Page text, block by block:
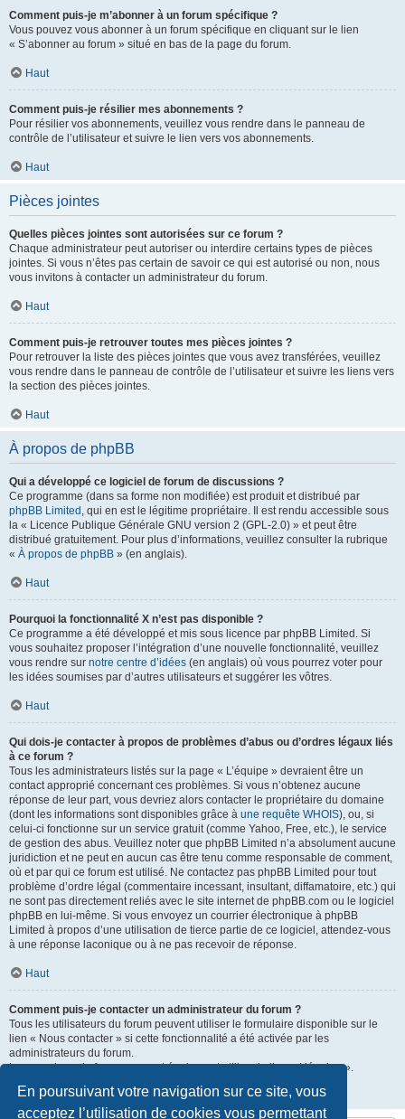
En poursuivant votre navigation sur ce site, vous
acceptez l’utilisation de cookies vous permettant
Comment puis-je m’abonner à un forum spécifique ?
Vous pouvez vous abonner à un forum spécifique en cliquant sur le lien
« S’abonner au forum » situé en bas de la page du forum.
Haut
Comment puis-je résilier mes abonnements ?
Pour résilier vos abonnements, veuillez vous rendre dans le panneau de
contrôle de l’utilisateur et suivre le lien vers vos abonnements.
Haut
Pièces jointes
Quelles pièces jointes sont autorisées sur ce forum ?
Chaque administrateur peut autoriser ou interdire certains types de pièces
jointes. Si vous n’êtes pas certain de savoir ce qui est autorisé ou non, nous
vous invitons à contacter un administrateur du forum.
Haut
Comment puis-je retrouver toutes mes pièces jointes ?
Pour retrouver la liste des pièces jointes que vous avez transférées, veuillez
vous rendre dans le panneau de contrôle de l’utilisateur et suivre les liens vers
la section des pièces jointes.
Haut
À propos de phpBB
Qui a développé ce logiciel de forum de discussions ?
Ce programme (dans sa forme non modifiée) est produit et distribué par
phpBB Limited , qui en est le légitime propriétaire. Il est rendu accessible sous
la « Licence Publique Générale GNU version 2 (GPL-2.0) » et peut être
distribué gratuitement. Pour plus d’informations, veuillez consulter la rubrique
« À propos de phpBB » (en anglais).
Haut
Pourquoi la fonctionnalité X n’est pas disponible ?
Ce programme a été développé et mis sous licence par phpBB Limited. Si
vous souhaitez proposer l’intégration d’une nouvelle fonctionnalité, veuillez
vous rendre sur notre centre d’idées (en anglais) où vous pourrez voter pour
les idées soumises par d’autres utilisateurs et suggérer les vôtres.
Haut
Qui dois-je contacter à propos de problèmes d’abus ou d’ordres légaux liés
à ce forum ?
Tous les administrateurs listés sur la page « L’équipe » devraient être un
contact approprié concernant ces problèmes. Si vous n’obtenez aucune
réponse de leur part, vous devriez alors contacter le propriétaire du domaine
(dont les informations sont disponibles grâce à une requête WHOIS), ou, si
celui-ci fonctionne sur un service gratuit (comme Yahoo, Free, etc.), le service
de gestion des abus. Veuillez noter que phpBB Limited n’a absolument aucune
juridiction et ne peut en aucun cas être tenu comme responsable de comment,
où et par qui ce forum est utilisé. Ne contactez pas phpBB Limited pour tout
problème d’ordre légal (commentaire incessant, insultant, diffamatoire, etc.) qui
ne sont pas directement reliés avec le site internet de phpBB.com ou le logiciel
phpBB en lui-même. Si vous envoyez un courrier électronique à phpBB
Limited à propos d’une utilisation de tierce partie de ce logiciel, attendez-vous
à une réponse laconique ou à ne pas recevoir de réponse.
Haut
Comment puis-je contacter un administrateur du forum ?
Tous les utilisateurs du forum peuvent utiliser le formulaire disponible sur le
lien « Nous contacter » si cette fonctionnalité a été activée par les
administrateurs du forum.
Les membres du forum peuvent également utiliser le lien « L’équipe ».
Haut